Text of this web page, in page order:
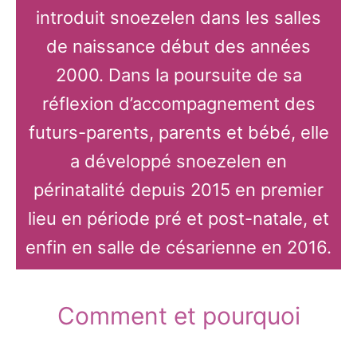
introduit snoezelen dans les salles
de naissance début des années
2000. Dans la poursuite de sa
réflexion d’accompagnement des
futurs-parents, parents et bébé, elle
a développé snoezelen en
périnatalité depuis 2015 en premier
lieu en période pré et post-natale, et
enfin en salle de césarienne en 2016.
Comment et pourquoi